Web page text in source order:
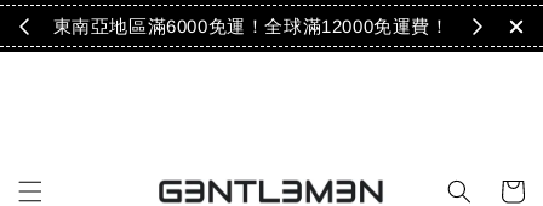
！ 東南亞地區滿6000免運！全球滿12000免運費！